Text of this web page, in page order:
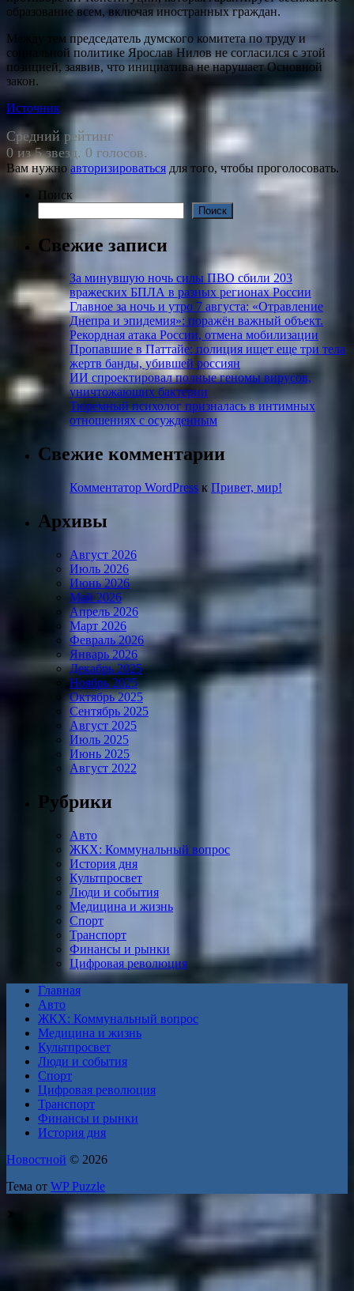
образование всем, включая иностранных граждан.
Между тем председатель думского комитета по труду и
социальной политике Ярослав Нилов не согласился с этой
позицией, заявив, что инициатива не нарушает Основной
закон.
Источник
Средний рейтинг
0 из 5 звезд. 0 голосов.
Вам нужно авторизироваться для того, чтобы проголосовать.
Поиск
Поиск
Свежие записи
За минувшую ночь силы ПВО сбили 203
вражеских БПЛА в разных регионах России
Главное за ночь и утро 7 августа: «Отравление
Днепра и эпидемия»: поражён важный объект.
Рекордная атака России, отмена мобилизации
Пропавшие в Паттайе: полиция ищет еще три тела
жертв банды, убившей россиян
ИИ спроектировал полные геномы вирусов,
уничтожающих бактерии
Тюремный психолог призналась в интимных
отношениях с осужденным
Свежие комментарии
Комментатор WordPress к Привет, мир!
Архивы
Август 2026
Июль 2026
Июнь 2026
Май 2026
Апрель 2026
Март 2026
Февраль 2026
Январь 2026
Декабрь 2025
Ноябрь 2025
Октябрь 2025
Сентябрь 2025
Август 2025
Июль 2025
Июнь 2025
Август 2022
Рубрики
Авто
ЖКХ: Коммунальный вопрос
История дня
Культпросвет
Люди и события
Медицина и жизнь
Спорт
Транспорт
Финансы и рынки
Цифровая революция
Главная
Авто
ЖКХ: Коммунальный вопрос
Медицина и жизнь
Культпросвет
Люди и события
Спорт
Цифровая революция
Транспорт
Финансы и рынки
История дня
Новостной © 2026
Тема от WP Puzzle
➤